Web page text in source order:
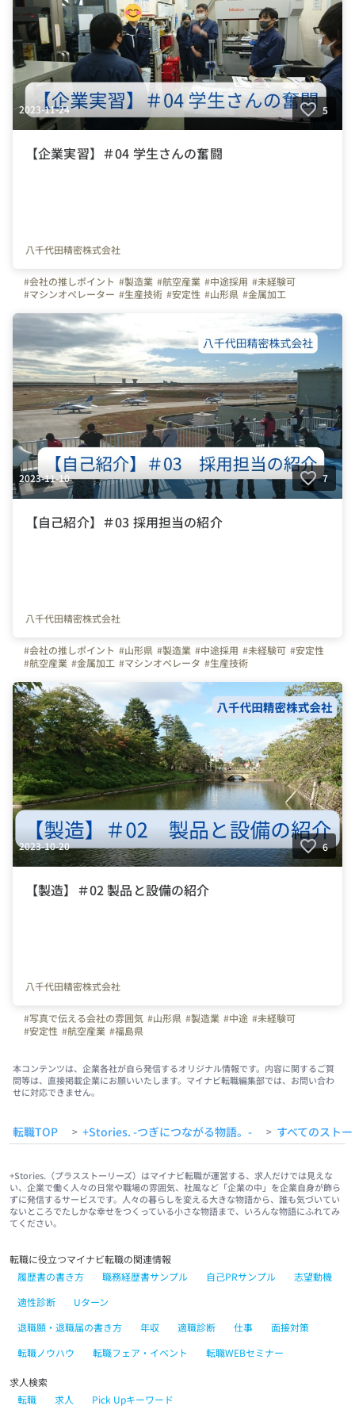
2023-11-24 5
【企業実習】＃04 学生さんの奮闘
八千代田精密株式会社
#会社の推しポイント #製造業 #航空産業 #中途採用 #未経験可
#マシンオペレーター #生産技術 #安定性 #山形県 #金属加工
2023-11-10 7
【自己紹介】＃03 採用担当の紹介
八千代田精密株式会社
#会社の推しポイント #山形県 #製造業 #中途採用 #未経験可 #安定性
#航空産業 #金属加工 #マシンオペレータ #生産技術
2023-10-20 6
【製造】＃02 製品と設備の紹介
八千代田精密株式会社
#写真で伝える会社の雰囲気 #山形県 #製造業 #中途 #未経験可
#安定性 #航空産業 #福島県
本コンテンツは、企業各社が自ら発信するオリジナル情報です。内容に関するご質
問等は、直接掲載企業にお願いいたします。マイナビ転職編集部では、お問い合わ
せに対応できません。
転職TOP > +Stories. -つぎにつながる物語。- > すべてのスト
+Stories.（プラスストーリーズ）はマイナビ転職が運営する、求人だけでは見えな
い、企業で働く人々の日常や職場の雰囲気、社風など「企業の中」を企業自身が飾ら
ずに発信するサービスです。人々の暮らしを変える大きな物語から、誰も気づいてい
ないところでたしかな幸せをつくっている小さな物語まで、いろんな物語にふれてみ
てください。
転職に役立つマイナビ転職の関連情報
履歴書の書き方
職務経歴書サンプル 自己PRサンプル
志望動機
適性診断
Uターン
退職願・退職届の書き方
年収 適職診断 仕事
面接対策
転職ノウハウ
転職フェア・イベント 転職WEBセミナー
求人検索
転職
求人 Pick Upキーワード